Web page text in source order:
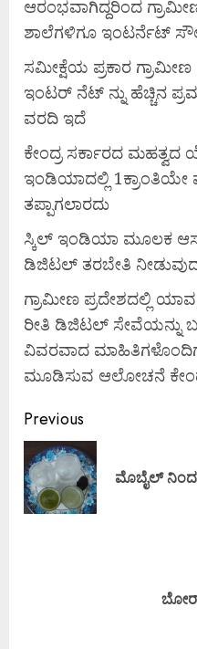
ಆರಂಭವಾಗಿದ್ದರಿಂದ
ಶಾಲೆಗಳಿಗೂ ಇಂಟರ್ನೆಟ್
ಸಮೀಕ್ಷೆಯ ಪ್ರಕಾರ
ಇಂಟರ್ ನೆಟ್ ನ್ನು ಹೆಚ್ಚಿನ
ವರದಿ ಇದೆ
ಕೇಂದ್ರ ಸರ್ಕಾರದ
ಇಂಡಿಯಾದಲ್ಲಿ
ತಪ್ಪಾಗಲಾರದು
ಸ್ಕಿಲ್ ಇಂಡಿಯಾ ಮೂಲಕ
ಡಿಜಿಟಲ್ ತರಬೇತಿ
ಗ್ರಾಮೀಣ ಪ್ರದೇಶದಲ್ಲಿ
ರೀತಿ ಡಿಜಿಟಲ್ ಸೇವೆಯನ್ನು
ವಿವರವಾದ
ಮೂಡಿಸುವ ಆಲೋಚನೆ
Previous
ಮೊಬೈಲ್
ಬೋರ್